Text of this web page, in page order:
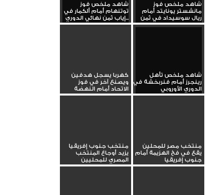
شاهد ملخص فوز
مانشستر يونايتد أمام
ريال سوسيداد في ثمن
نهائي...
شاهد ملخص فوز
توتنهام أمام ألكمار في
إياب ثمن نهائي الدوري...
شاهد ملخص تأهل
رينجرز أمام فنربخشة في
الدوري الأوروبي
كهربا يسجل هدفين
ويصنع آخر في فوز
الاتحاد أمام النهضة
بالدوري...
منتخب مصر للمحلين
يقع في فخ الهزيمة أمام
جنوب إفريقيا
منتخب جنوب إفريقيا
يزيد أوجاع المنتخب
المصري للمحليين
ويسجل الهدف...